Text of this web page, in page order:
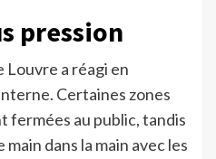
pression
Louvre a réagi en
Certaines zones
fermées au public, tandis
dans la main avec les